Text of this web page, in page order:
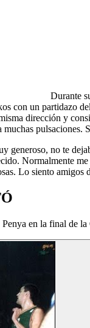
Durante
con un partidazo
dirección y
generoso, no te
Normalmente
Lo siento amigos
en la final de